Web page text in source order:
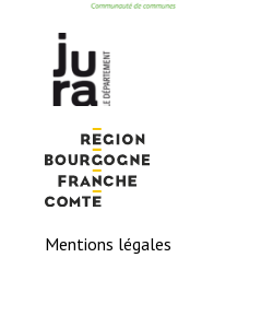
Mentions légales